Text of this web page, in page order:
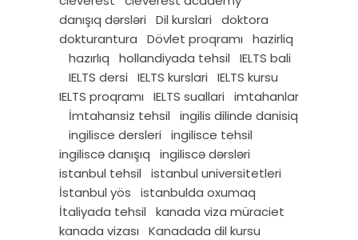
danışıq dərsləri
Dil kurslari
doktora
dokturantura
Dövlet proqramı
hazirliq
hazırlıq
hollandiyada tehsil
IELTS bali
IELTS dersi
IELTS kurslari
IELTS kursu
IELTS proqramı
IELTS suallari
imtahanlar
İmtahansiz tehsil
ingilis dilinde danisiq
ingilisce dersleri
ingilisce tehsil
ingiliscə danışıq
ingiliscə dərsləri
istanbul tehsil
istanbul universitetleri
İstanbul yös
istanbulda oxumaq
İtaliyada tehsil
kanada viza müraciet
kanada vizası
Kanadada dil kursu